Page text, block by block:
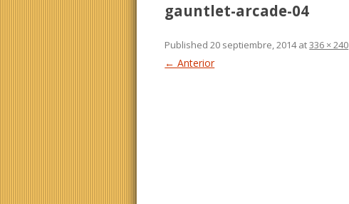
gauntlet-arcade-04
Published20 septiembre, 2014at336 × 240
← Anterior